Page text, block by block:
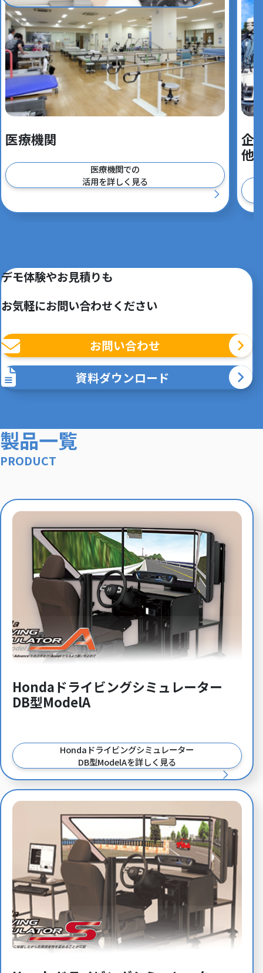
医療機関
医療機関での
活用を詳しく見る
企
他
デモ体験やお見積りも
お気軽にお問い合わせください
お問い合わせ
資料ダウンロード
製品一覧
PRODUCT
Hondaドライビングシミュレーター
DB型ModelA
Hondaドライビングシミュレーター
DB型ModelAを詳しく見る